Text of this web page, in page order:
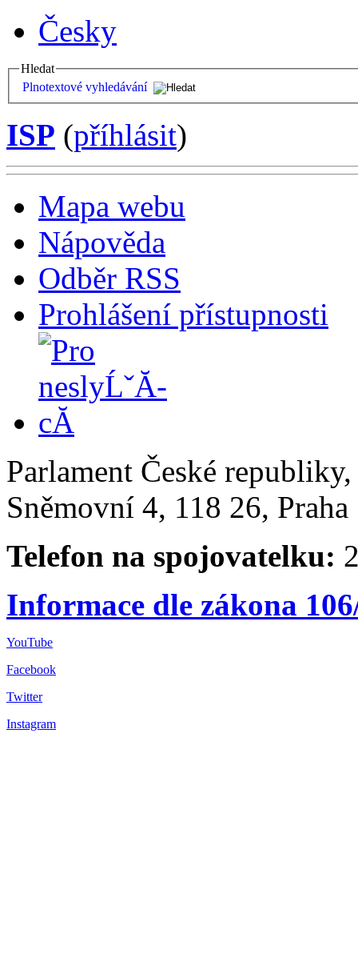
Česky
Hledat
Plnotextové vyhledávání
ISP (příhlásit)
Mapa webu
Nápověda
Odběr RSS
Prohlášení přístupnosti
Parlament České
Sněmovní 4, 118 26,
Telefon na spojovatelku:
Informace dle zákona
YouTube
Facebook
Twitter
Instagram